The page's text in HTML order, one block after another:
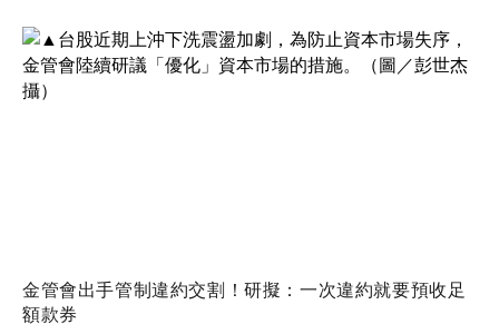
金管會出手管制違約交割！研擬：一次違約就要預收足
額款券